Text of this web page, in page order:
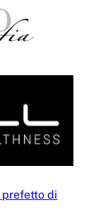
prefetto di